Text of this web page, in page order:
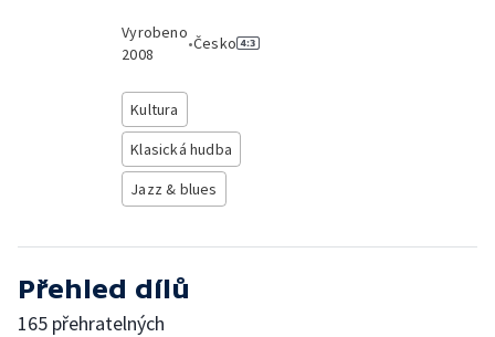
Vyrobeno
2008
•Česko
Kultura
Klasická hudba
Jazz & blues
Přehled dílů
165 přehratelných